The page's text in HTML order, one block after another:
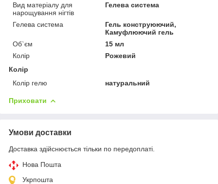
Вид матеріалу для
нарощування нігтів
Гелева система
Гелева система
Гель конструюючий,
Камуфлюючий гель
Об`єм
15 мл
Колір
Рожевий
Колір
Колір гелю
натуральний
Приховати
Умови доставки
Доставка здійснюється тільки по передоплаті.
Нова Пошта
Укрпошта